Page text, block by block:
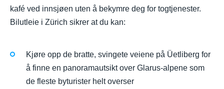
kafé ved innsjøen uten å bekymre deg for togtjenester.
Bilutleie i Zürich sikrer at du kan:
Kjøre opp de bratte, svingete veiene på Üetliberg for
å finne en panoramautsikt over Glarus-alpene som
de fleste byturister helt overser